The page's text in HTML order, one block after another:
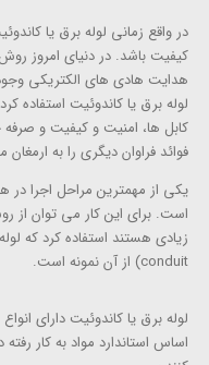
در واقع زمانی لوله برق یا
کیفیت باشد. در دنیای امروز
هدایت هادی های الکتریکی
لوله برق یا کاندوئیت استفاده
کابل ها، امنیت و کیفیت و
فوائد فراوان دیگری را به ارمغان
یکی از مهمترین مراحل اجرا
است. برای این کار می توان
زیادی هستند استفاده کرد که
conduit) از آن نمونه است.
لوله برق یا کاندوئیت دارای
اساس استاندارد مواد به کار